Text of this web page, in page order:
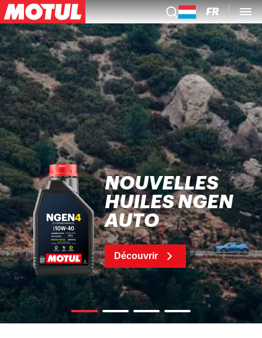
FR
NOUVELLES
HUILES NGEN
AUTO
Découvrir Découvrir